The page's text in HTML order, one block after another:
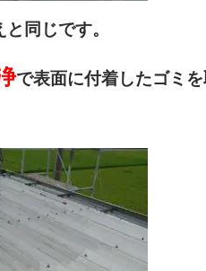
同じです。
で表面に付着したゴミ